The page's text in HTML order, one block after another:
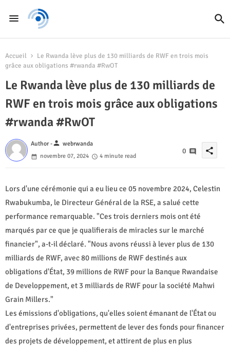
Accueil
Le Rwanda lève plus de 130 milliards de RWF en trois mois
grâce aux obligations #rwanda #RwOT
Le Rwanda lève plus de 130 milliards de
RWF en trois mois grâce aux obligations
#rwanda #RwOT
Author -person webrwanda
novembre 07, 2024
4 minute read
0 share
Lors d'une cérémonie qui a eu lieu ce 05 novembre 2024, Celestin
Rwabukumba, le Directeur Général de la RSE, a salué cette
performance remarquable. "Ces trois derniers mois ont été
marqués par ce que je qualifierais de miracles sur le marché
financier", a-t-il déclaré. "Nous avons réussi à lever plus de 130
milliards de RWF, avec 80 millions de RWF destinés aux
obligations d'État, 39 millions de RWF pour la Banque Rwandaise
de Developpement, et 3 milliards de RWF pour la société Mahwi
Grain Millers."
Les émissions d'obligations, qu'elles soient émanant de l'État ou
d'entreprises privées, permettent de lever des fonds pour financer
des projets de développement, et attirent de plus en plus